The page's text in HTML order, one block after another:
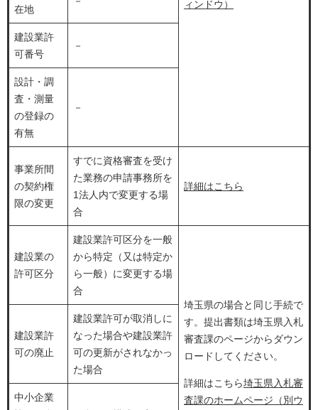
ィンドウ）
在地
建設業許
可番号
－
設計・調
査・測量
の登録の
有無
－
事業所間
の契約権
限の変更
すでに資格審査を受け
た業務の申請事務所を
1法人内で変更する場
合
詳細はこちら
建設業の
許可区分
建設業許可区分を一般
から特定（又は特定か
ら一般）に変更する場
合
埼玉県の場合と同じ手続で
す。提出書類は埼玉県入札
審査課のページからダウン
ロードしてください。
詳細はこちら埼玉県入札審
査課のホームページ（別ウ
建設業許
可の廃止
建設業許可が取消しに
なった場合や建設業許
可の更新がされなかっ
た場合
中小企業